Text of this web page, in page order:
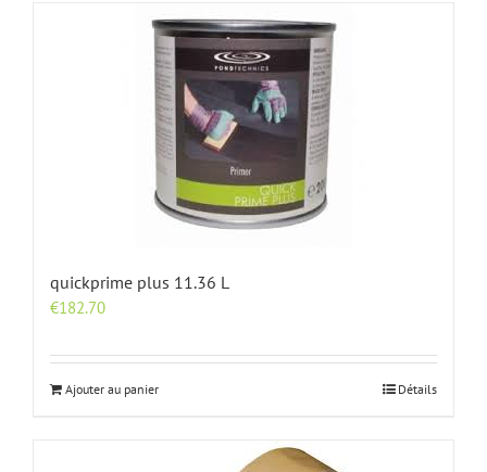
quickprime plus 11.36 L
€182.70
Ajouter au panier Détails